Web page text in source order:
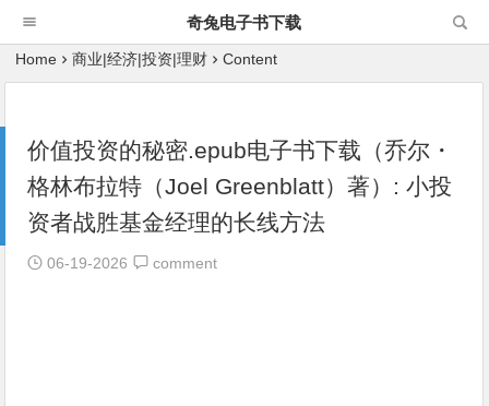
奇兔电子书下载
Home 商业|经济|投资|理财 Content
价值投资的秘密.epub电子书下载（乔尔・
格林布拉特（Joel Greenblatt）著）: 小投
资者战胜基金经理的长线方法
06-19-2026 comment